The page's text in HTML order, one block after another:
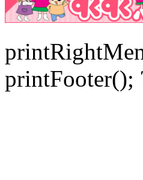
printFooter();